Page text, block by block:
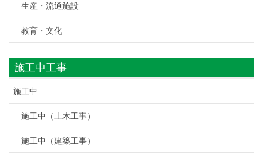
生産・流通施設
教育・文化
施工中工事
施工中
施工中（土木工事）
施工中（建築工事）